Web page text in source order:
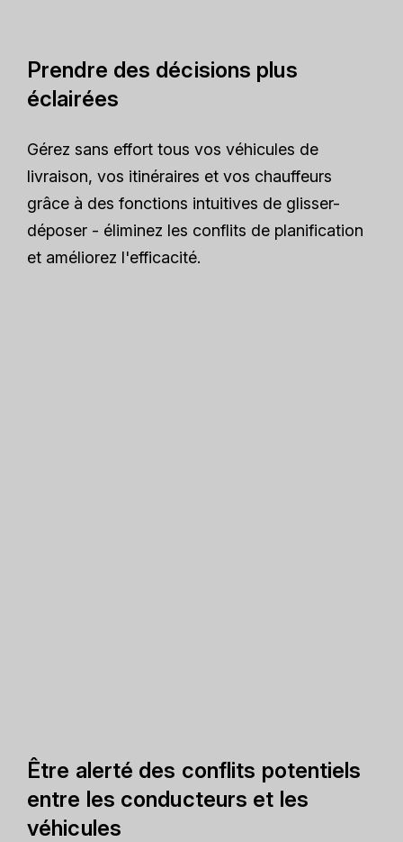
Prendre des décisions plus
éclairées
Gérez sans effort tous vos véhicules de
livraison, vos itinéraires et vos chauffeurs
grâce à des fonctions intuitives de glisser-
déposer - éliminez les conflits de planification
et améliorez l'efficacité.
Être alerté des conflits potentiels
entre les conducteurs et les
véhicules